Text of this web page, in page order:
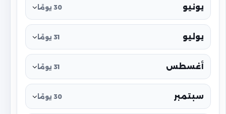
يونيو 30 يومًا
يوليو 31 يومًا
أغسطس 31 يومًا
سبتمبر 30 يومًا